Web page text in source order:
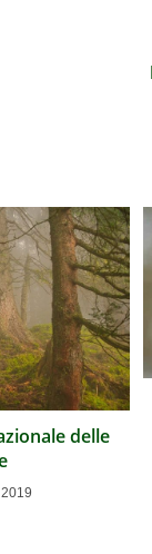
delle